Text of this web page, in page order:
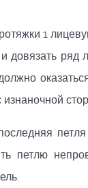
1
довязать
изнаночной
петлю